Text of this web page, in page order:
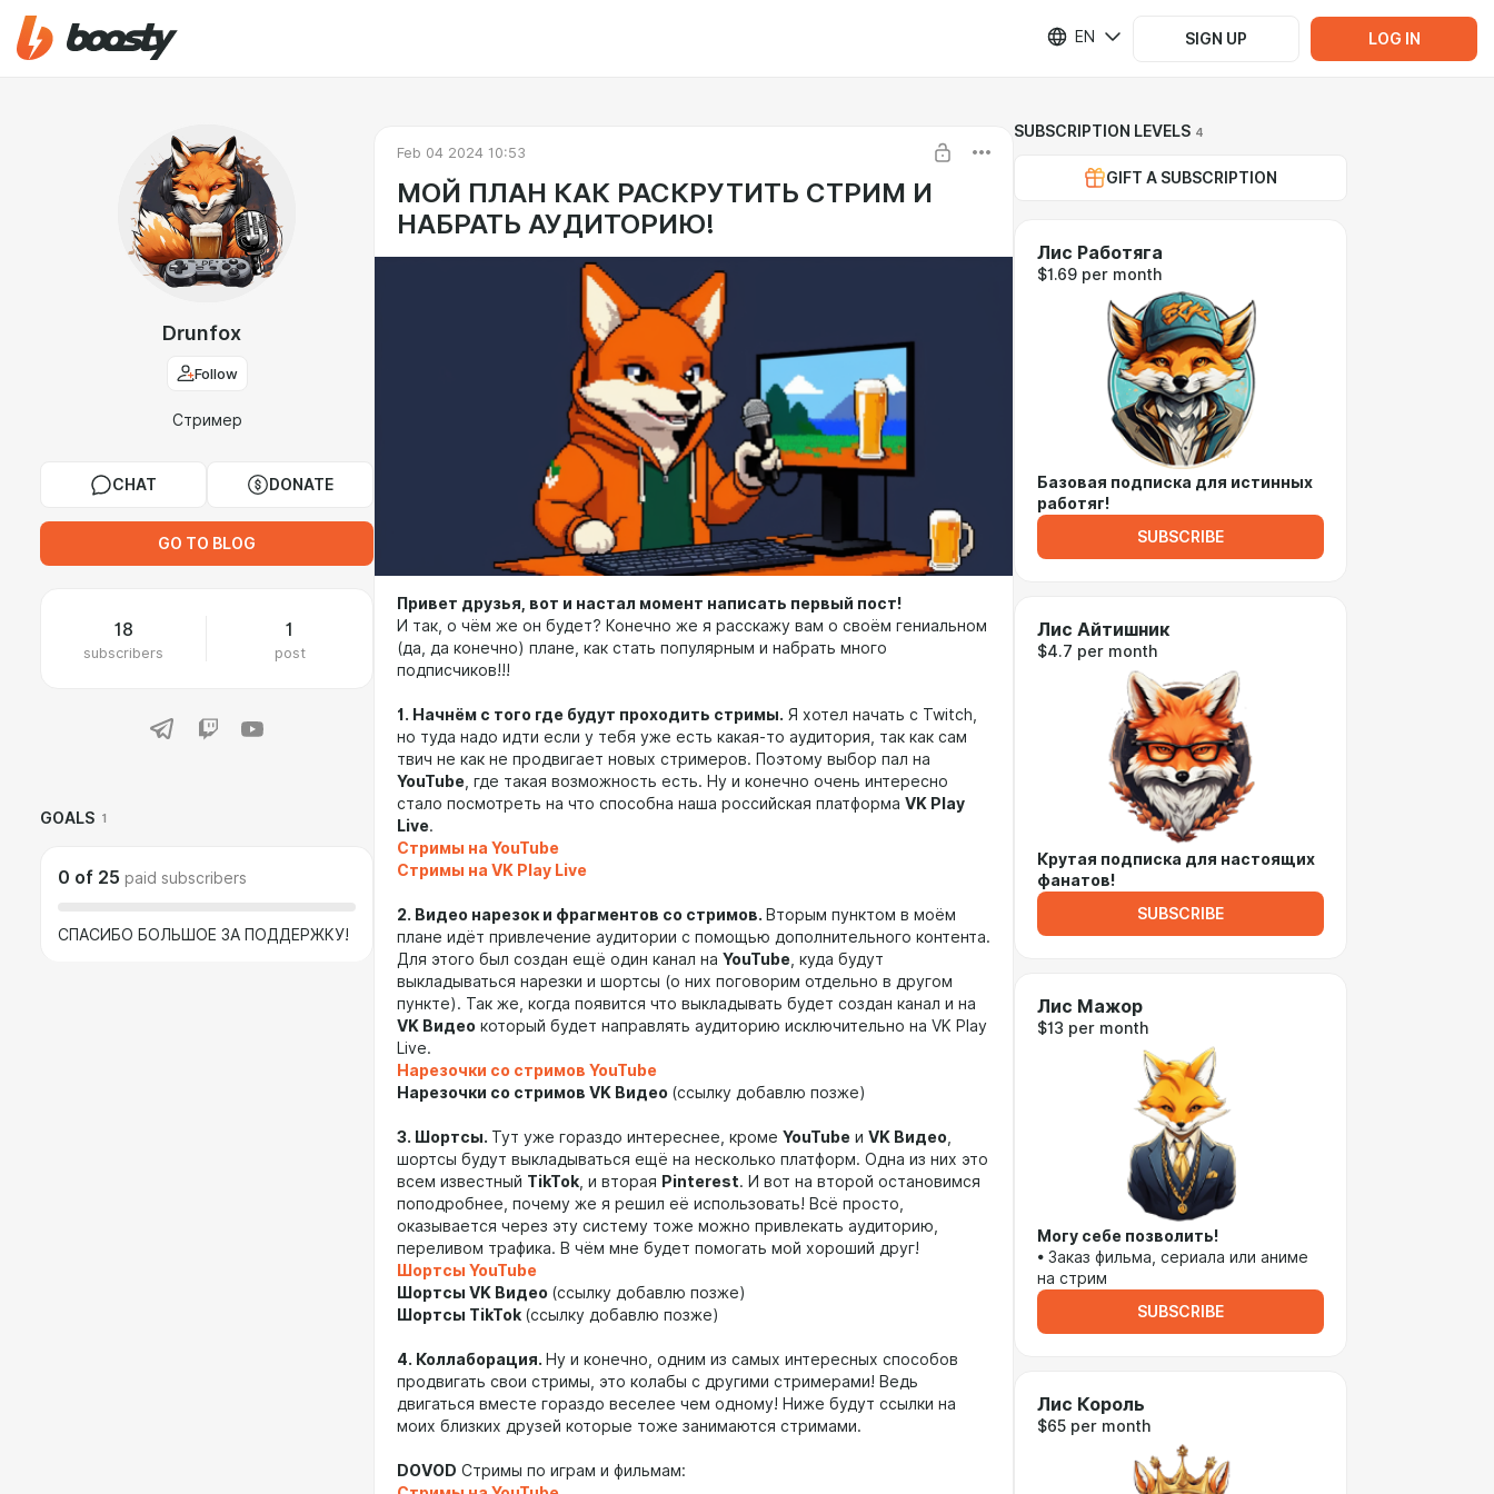
EN SIGN UP LOG IN
Drunfox
Follow
Стример
CHAT DONATE
GO TO BLOG
18
subscribers
1
post
GOALS 1
0 of 25 paid subscribers
СПАСИБО БОЛЬШОЕ ЗА ПОДДЕРЖКУ!
Feb 04 2024 10:53
МОЙ ПЛАН КАК РАСКРУТИТЬ СТРИМ И
НАБРАТЬ АУДИТОРИЮ!
Привет друзья, вот и настал момент написать первый пост!
И так, о чём же он будет? Конечно же я расскажу вам о своём гениальном
(да, да конечно) плане, как стать популярным и набрать много
подписчиков!!!
1. Начнём с того где будут проходить стримы. Я хотел начать с Twitch,
но туда надо идти если у тебя уже есть какая-то аудитория, так как сам
твич не как не продвигает новых стримеров. Поэтому выбор пал на
YouTube, где такая возможность есть. Ну и конечно очень интересно
стало посмотреть на что способна наша российская платформа VK Play
Live.
Стримы на YouTube
Стримы на VK Play Live
2. Видео нарезок и фрагментов со стримов. Вторым пунктом в моём
плане идёт привлечение аудитории с помощью дополнительного контента.
Для этого был создан ещё один канал на YouTube, куда будут
выкладываться нарезки и шортсы (о них поговорим отдельно в другом
пункте). Так же, когда появится что выкладывать будет создан канал и на
VK Видео который будет направлять аудиторию исключительно на VK Play
Live.
Нарезочки со стримов YouTube
Нарезочки со стримов VK Видео (ссылку добавлю позже)
3. Шортсы. Тут уже гораздо интереснее, кроме YouTube и VK Видео,
шортсы будут выкладываться ещё на несколько платформ. Одна из них это
всем известный TikTok, и вторая Pinterest. И вот на второй остановимся
поподробнее, почему же я решил её использовать! Всё просто,
оказывается через эту систему тоже можно привлекать аудиторию,
переливом трафика. В чём мне будет помогать мой хороший друг!
Шортсы YouTube
Шортсы VK Видео (ссылку добавлю позже)
Шортсы TikTok (ссылку добавлю позже)
4. Коллаборация. Ну и конечно, одним из самых интересных способов
продвигать свои стримы, это колабы с другими стримерами! Ведь
двигаться вместе гораздо веселее чем одному! Ниже будут ссылки на
моих близких друзей которые тоже занимаются стримами.
DOVOD Стримы по играм и фильмам:
SUBSCRIPTION LEVELS 4
GIFT A SUBSCRIPTION
Лис Работяга
$1.69 per month
Базовая подписка для истинных
работяг!
SUBSCRIBE
Лис Айтишник
$4.7 per month
Крутая подписка для настоящих
фанатов!
SUBSCRIBE
Лис Мажор
$13 per month
Могу себе позволить!
• Заказ фильма, сериала или аниме
на стрим
SUBSCRIBE
Лис Король
$65 per month